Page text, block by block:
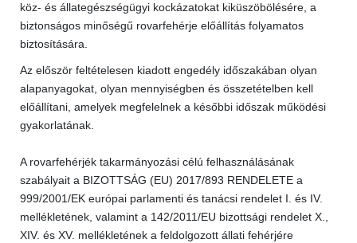
köz- és állategészségügyi kockázatokat kiküszöbölésére, a
biztonságos minőségű rovarfehérje előállítás folyamatos
biztosítására.
Az először feltételesen kiadott engedély időszakában olyan
alapanyagokat, olyan mennyiségben és összetételben kell
előállítani, amelyek megfelelnek a későbbi időszak működési
gyakorlatának.
A rovarfehérjék takarmányozási célú felhasználásának
szabályait a BIZOTTSÁG (EU) 2017/893 RENDELETE a
999/2001/EK európai parlamenti és tanácsi rendelet I. és IV.
mellékletének, valamint a 142/2011/EU bizottsági rendelet X.,
XIV. és XV. mellékletének a feldolgozott állati fehérjére